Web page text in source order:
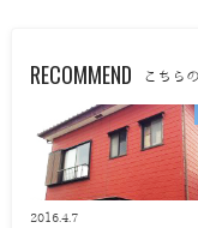
RECOMMEND こちら
2016.4.7